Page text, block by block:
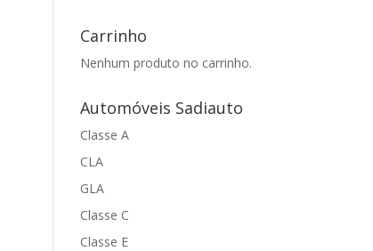
Carrinho
Nenhum produto no carrinho.
Automóveis Sadiauto
Classe A
CLA
GLA
Classe C
Classe E